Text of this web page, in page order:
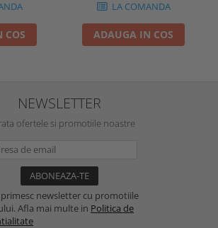
COS
LA COMANDA
ADAUGA IN COS
NEWSLETTER
ofertele si promotiile noastre
primesc newsletter cu promotiile
Afla mai multe in Politica de